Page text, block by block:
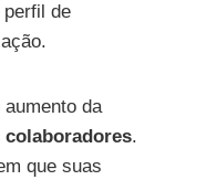
de
da
colaboradores.
que suas